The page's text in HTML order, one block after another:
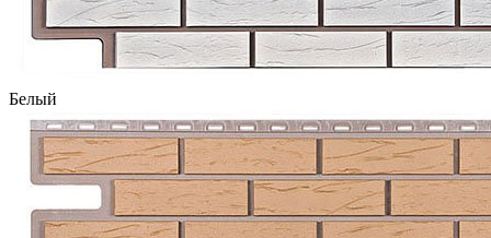
Белый